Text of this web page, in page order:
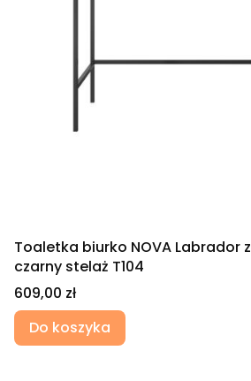
Toaletka biurko NOVA Labrador
czarny stelaż T104
Cena
609,00 zł
Do koszyka